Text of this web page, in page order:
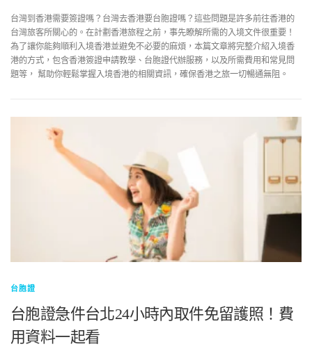
台灣到香港需要簽證嗎？台灣去香港要台胞證嗎？這些問題是許多前往香港的
台灣旅客所關心的。在計劃香港旅程之前，事先瞭解所需的入境文件很重要！
為了讓你能夠順利入境香港並避免不必要的麻煩，本篇文章將完整介紹入境香
港的方式，包含香港簽證申請教學、台胞證代辦服務，以及所需費用和常見問
題等， 幫助你輕鬆掌握入境香港的相關資訊，確保香港之旅一切暢通無阻。
台胞證
台胞證急件台北24小時內取件免留護照！費
用資料一起看